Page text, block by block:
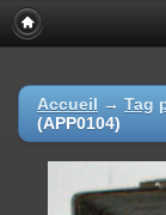
Accueil → Tag
(APP0104)